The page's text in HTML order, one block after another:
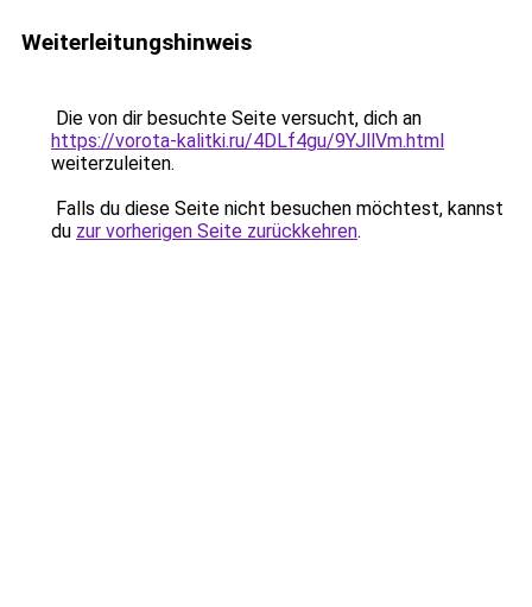
Weiterleitungshinweis
Die von dir besuchte Seite versucht, dich an
https://vorota-kalitki.ru/4DLf4gu/9YJllVm.html
weiterzuleiten.
Falls du diese Seite nicht besuchen möchtest, kannst
du zur vorherigen Seite zurückkehren.